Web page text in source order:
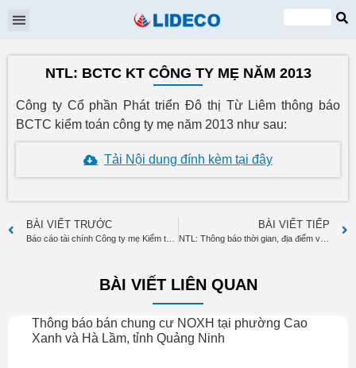
VI
EN
NTL: BCTC KT CÔNG TY MẸ NĂM 2013
Công ty Cổ phần Phát triển Đô thị Từ Liêm thông báo
BCTC kiểm toán công ty mẹ năm 2013 như sau:
Tải Nội dung đính kèm tại đây
BÀI VIẾT TRƯỚC BÀI VIẾT TIẾP
NTL: Thông báo thời gian, địa điểm và nội dung họp ĐHĐCĐ TN 2014
BÀI VIẾT LIÊN QUAN
Thông báo bán chung cư NOXH tại phường Cao
Xanh và Hà Lầm, tỉnh Quảng Ninh